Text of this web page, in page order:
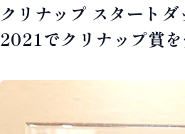
クリナップ スタートダ
2021でクリナップ賞を